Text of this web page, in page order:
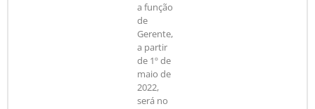
a função
de
Gerente,
a partir
de 1º de
maio de
2022,
será no